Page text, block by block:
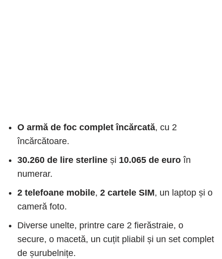
O armă de foc complet încărcată, cu 2
încărcătoare.
30.260 de lire sterline și 10.065 de euro în
numerar.
2 telefoane mobile, 2 cartele SIM, un laptop și o
cameră foto.
Diverse unelte, printre care 2 fierăstraie, o
secure, o macetă, un cuțit pliabil și un set complet
de șurubelnițe.